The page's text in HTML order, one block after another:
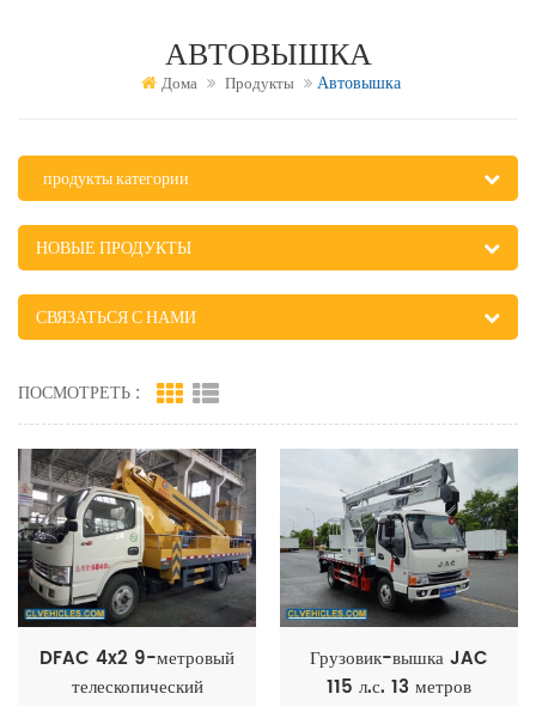
АВТОВЫШКА
Дома Продукты Автовышка
продукты категории
НОВЫЕ ПРОДУКТЫ
СВЯЗАТЬСЯ С НАМИ
ПОСМОТРЕТЬ :
DFAC 4x2 9-метровый
телескопический
Грузовик-вышка JAC
115 л.с. 13 метров